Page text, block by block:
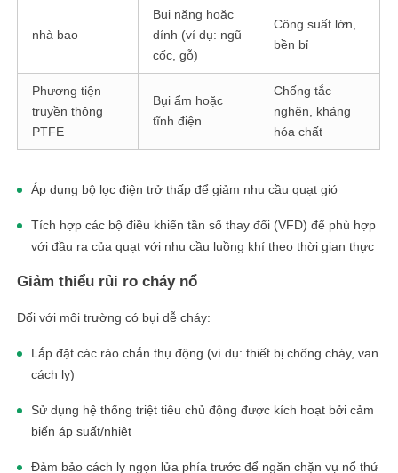
nhà bao
Bụi nặng hoặc
dính (ví dụ: ngũ
cốc, gỗ)
Công suất lớn,
bền bỉ
Phương tiện
truyền thông
PTFE
Bụi ẩm hoặc
tĩnh điện
Chống tắc
nghẽn, kháng
hóa chất
Áp dụng bộ lọc điện trở thấp để giảm nhu cầu quạt gió
Tích hợp các bộ điều khiển tần số thay đổi (VFD) để phù hợp
với đầu ra của quạt với nhu cầu luồng khí theo thời gian thực
Giảm thiểu rủi ro cháy nổ
Đối với môi trường có bụi dễ cháy:
Lắp đặt các rào chắn thụ động (ví dụ: thiết bị chống cháy, van
cách ly)
Sử dụng hệ thống triệt tiêu chủ động được kích hoạt bởi cảm
biến áp suất/nhiệt
Đảm bảo cách ly ngọn lửa phía trước để ngăn chặn vụ nổ thứ